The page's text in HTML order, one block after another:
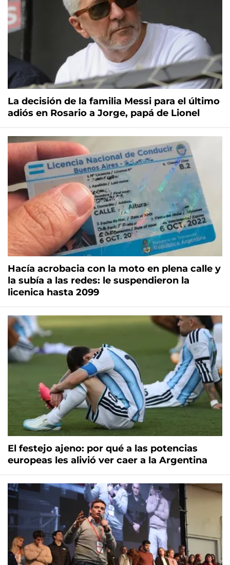
La decisión de la familia Messi para el último
adiós en Rosario a Jorge, papá de Lionel
Hacía acrobacia con la moto en plena calle y
la subía a las redes: le suspendieron la
licenica hasta 2099
El festejo ajeno: por qué a las potencias
europeas les alivió ver caer a la Argentina